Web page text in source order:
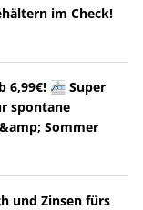
im Check!
6,99€! 🚈 Super
spontane
Sommer
und Zinsen fürs